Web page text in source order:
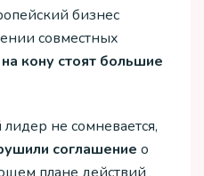
бизнес
совместных
на кону стоят большие
не сомневается,
соглашение о